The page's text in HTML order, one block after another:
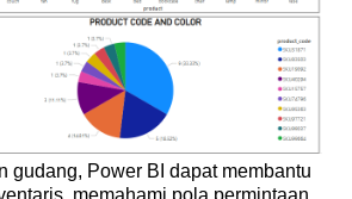
gudang, Power BI dapat membantu
memahami pola permintaan